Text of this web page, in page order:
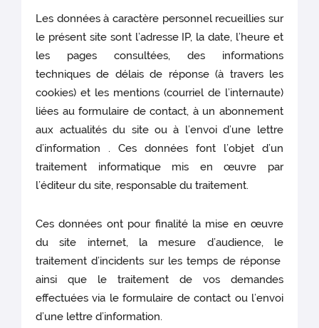
Les données à caractère personnel recueillies sur
le présent site sont l’adresse IP, la date, l’heure et
les pages consultées, des informations
techniques de délais de réponse (à travers les
cookies) et les mentions (courriel de l’internaute)
liées au formulaire de contact, à un abonnement
aux actualités du site ou à l’envoi d’une lettre
d’information . Ces données font l’objet d’un
traitement informatique mis en œuvre par
l’éditeur du site, responsable du traitement.
Ces données ont pour finalité la mise en œuvre
du site internet, la mesure d’audience, le
traitement d’incidents sur les temps de réponse
ainsi que le traitement de vos demandes
effectuées via le formulaire de contact ou l’envoi
d’une lettre d’information.